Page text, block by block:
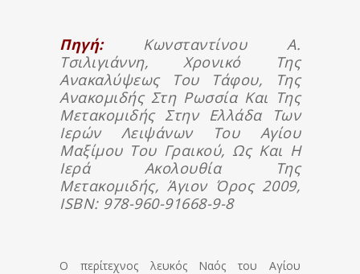
Πηγή:
Κωνσταντίνου Α.
Τσιλιγιάννη, Χρονικό Της
Ανακαλύψεως Του Τάφου, Της
Ανακομιδής Στη Ρωσσία Και Της
Μετακομιδής Στην Ελλάδα Των
Ιερών Λειψάνων Του Αγίου
Μαξίμου Του Γραικού, Ως Και Η
Ιερά Ακολουθία Της
Μετακομιδής, Άγιον Όρος 2009,
ISBN: 978-960-91668-9-8
Ο περίτεχνος λευκός Ναός του Αγίου